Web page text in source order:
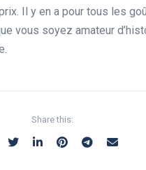
Il y en a pour tous les
vous soyez amateur
Share this: